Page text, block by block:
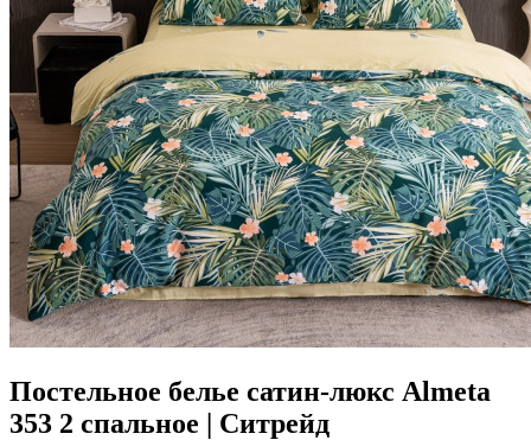
Постельное белье сатин-люкс Almeta
353 2 спальное | Ситрейд